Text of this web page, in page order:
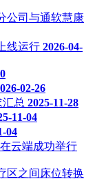
公司与通软慧康
线运行 2026-04-
02-26
总 2025-11-28
11-04
04
云端成功举行
区之间床位转换